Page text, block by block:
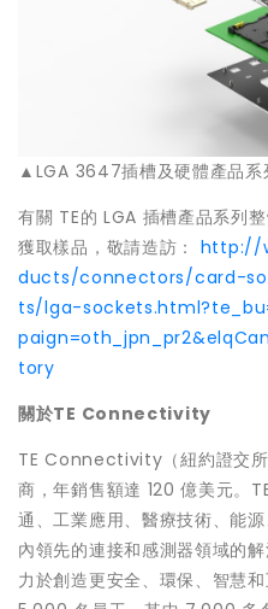
▲LGA 3647插槽及硬體產品系
有關 TE的 LGA 插槽產品系列
獲取樣品，敬請造訪： http://
ducts/connectors/card-
ts/lga-
tory
關於TE Connectivity
TE Connectivity（紐約證交所
商，年銷售額達 120 億美元。
通、工業應用、醫療技術、能
內領先的連接和感測器領域的
力於創造更安全、環保、智慧